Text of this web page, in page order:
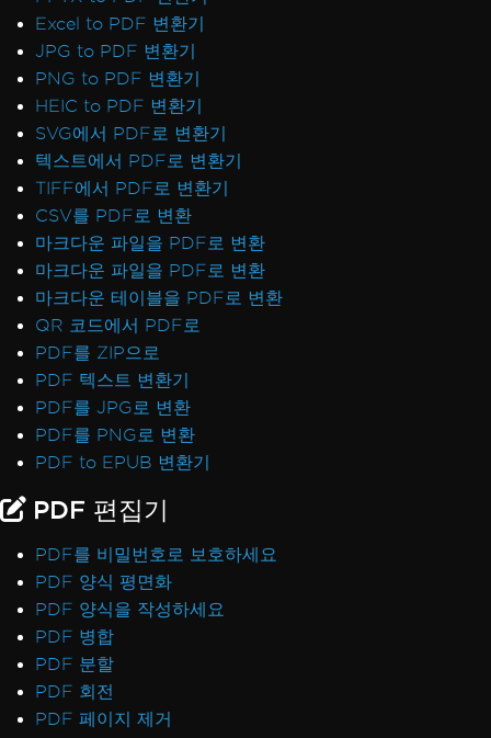
Excel to PDF 변환기
JPG to PDF 변환기
PNG to PDF 변환기
HEIC to PDF 변환기
SVG에서 PDF로 변환기
텍스트에서 PDF로 변환기
TIFF에서 PDF로 변환기
CSV를 PDF로 변환
마크다운 파일을 PDF로 변환
마크다운 파일을 PDF로 변환
마크다운 테이블을 PDF로 변환
QR 코드에서 PDF로
PDF를 ZIP으로
PDF 텍스트 변환기
PDF를 JPG로 변환
PDF를 PNG로 변환
PDF to EPUB 변환기
PDF 편집기
PDF를 비밀번호로 보호하세요
PDF 양식 평면화
PDF 양식을 작성하세요
PDF 병합
PDF 분할
PDF 회전
PDF 페이지 제거